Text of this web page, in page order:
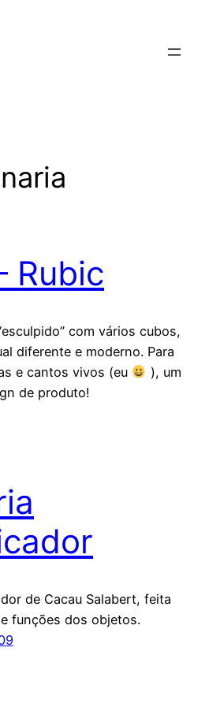
Rubic
com vários cubos,
diferente e moderno. Para
e cantos vivos (eu
), um
de produto!
de Cacau Salabert, feita
funções dos objetos.